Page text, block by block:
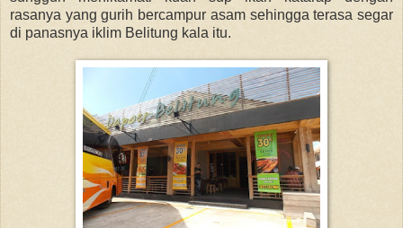
rasanya yang gurih bercampur asam sehingga terasa segar
di panasnya iklim Belitung kala itu.